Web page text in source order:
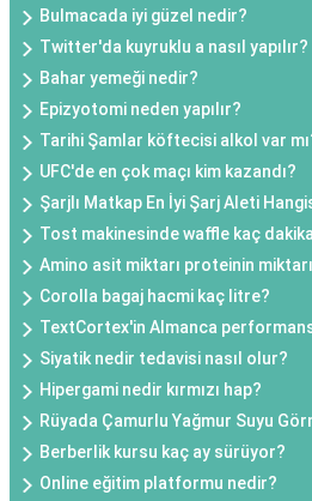
Bulmacada iyi güzel nedir?
Twitter'da kuyruklu a nasıl yapılır?
Bahar yemeği nedir?
Epizyotomi neden yapılır?
Tarihi Şamlar köftecisi alkol var
UFC'de en çok maçı kim kazandı?
Şarjlı Matkap En İyi Şarj Aleti
Tost makinesinde waffle kaç
Amino asit miktarı proteinin
Corolla bagaj hacmi kaç litre?
TextCortex'in Almanca
Siyatik nedir tedavisi nasıl olur?
Hipergami nedir kırmızı hap?
Rüyada Çamurlu Yağmur Suyu
Berberlik kursu kaç ay sürüyor?
Online eğitim platformu nedir?